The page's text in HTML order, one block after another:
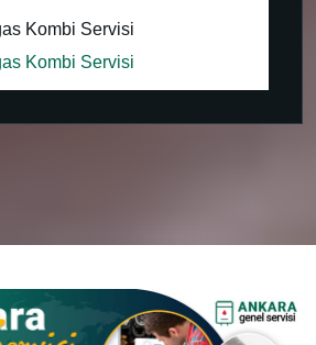
Kombi Servisi
Kombi Servisi